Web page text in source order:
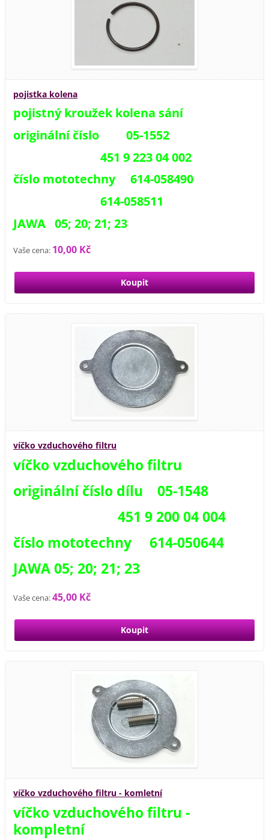
pojistka kolena
pojistný kroužek kolena sání
originální číslo 05-1552
451 9 223 04 002
číslo mototechny 614-058490
614-058511
JAWA 05; 20; 21; 23
Vaše cena: 10,00 Kč
víčko vzduchového filtru
víčko vzduchového filtru
originální číslo dílu 05-1548
451 9 200 04 004
číslo mototechny 614-050644
JAWA 05; 20; 21; 23
Vaše cena:45,00 Kč
víčko vzduchového filtru - komletní
víčko vzduchového filtru -
kompletní